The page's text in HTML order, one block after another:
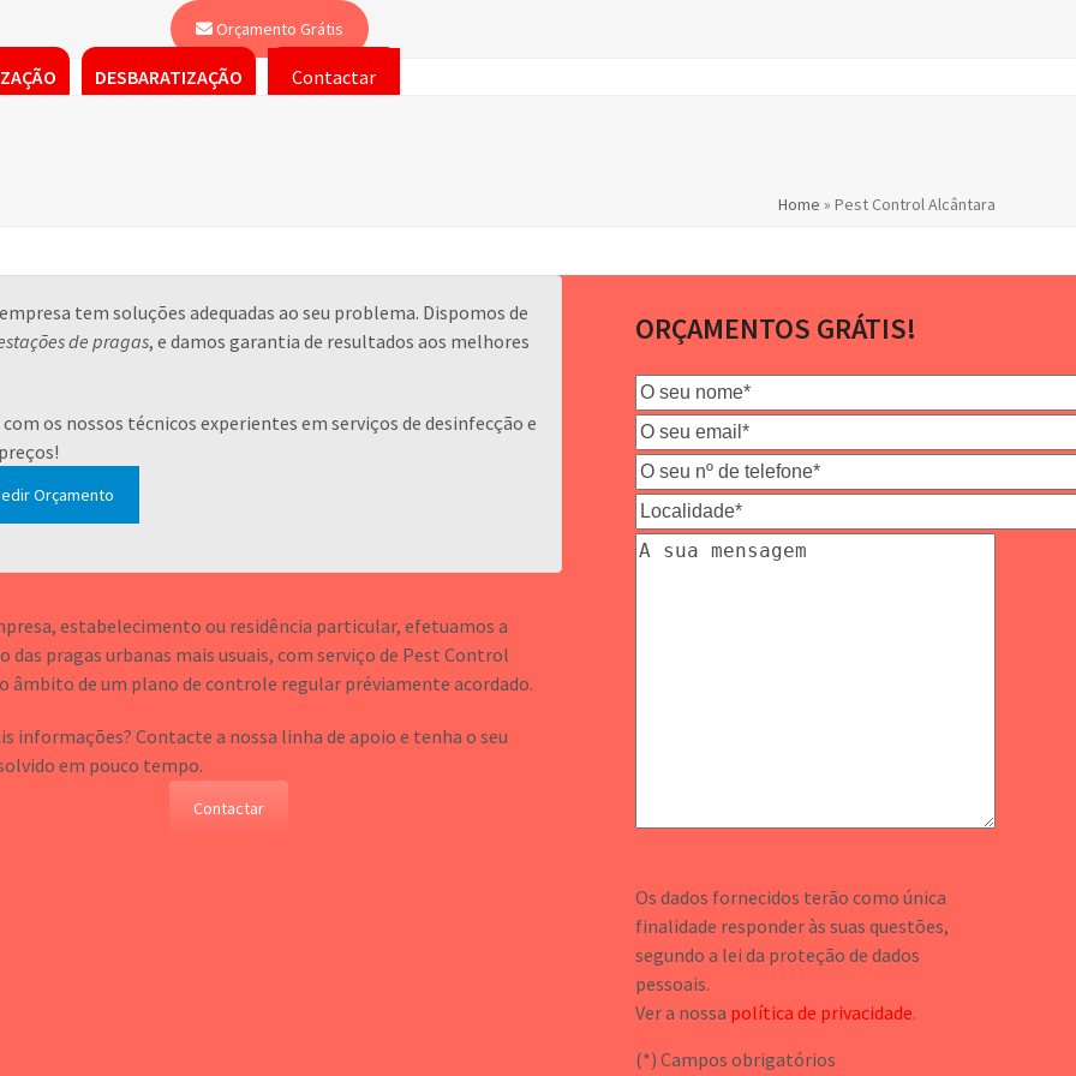
Orçamento Grátis
DESBARATIZAÇÃO Contactar
Home » Pest Control Alcântara
tem soluções adequadas ao seu problema. Dispomos de
de pragas, e damos garantia de resultados aos melhores
os nossos técnicos experientes em serviços de desinfecção e
Orçamento
estabelecimento ou residência particular, efetuamos a
das pragas urbanas mais usuais, com serviço de Pest Control
âmbito de um plano de controle regular préviamente acordado.
informações? Contacte a nossa linha de apoio e tenha o seu
em pouco tempo.
Contactar
ORÇAMENTOS GRÁTIS!
Os dados fornecidos terão como única
finalidade responder às suas questões,
segundo a lei da proteção de dados
pessoais.
Ver a nossa política de privacidade.
(*) Campos obrigatórios